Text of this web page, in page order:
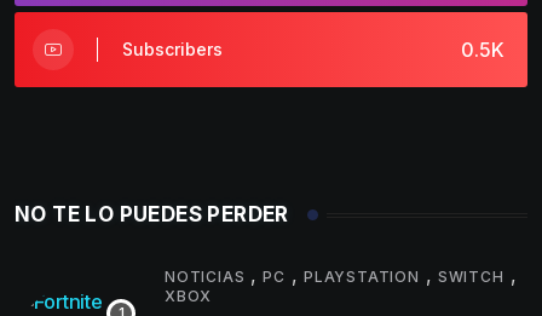
0.5K
Subscribers
NO TE LO PUEDES PERDER
NOTICIAS ,PC ,PLAYSTATION , SWITCH ,
XBOX